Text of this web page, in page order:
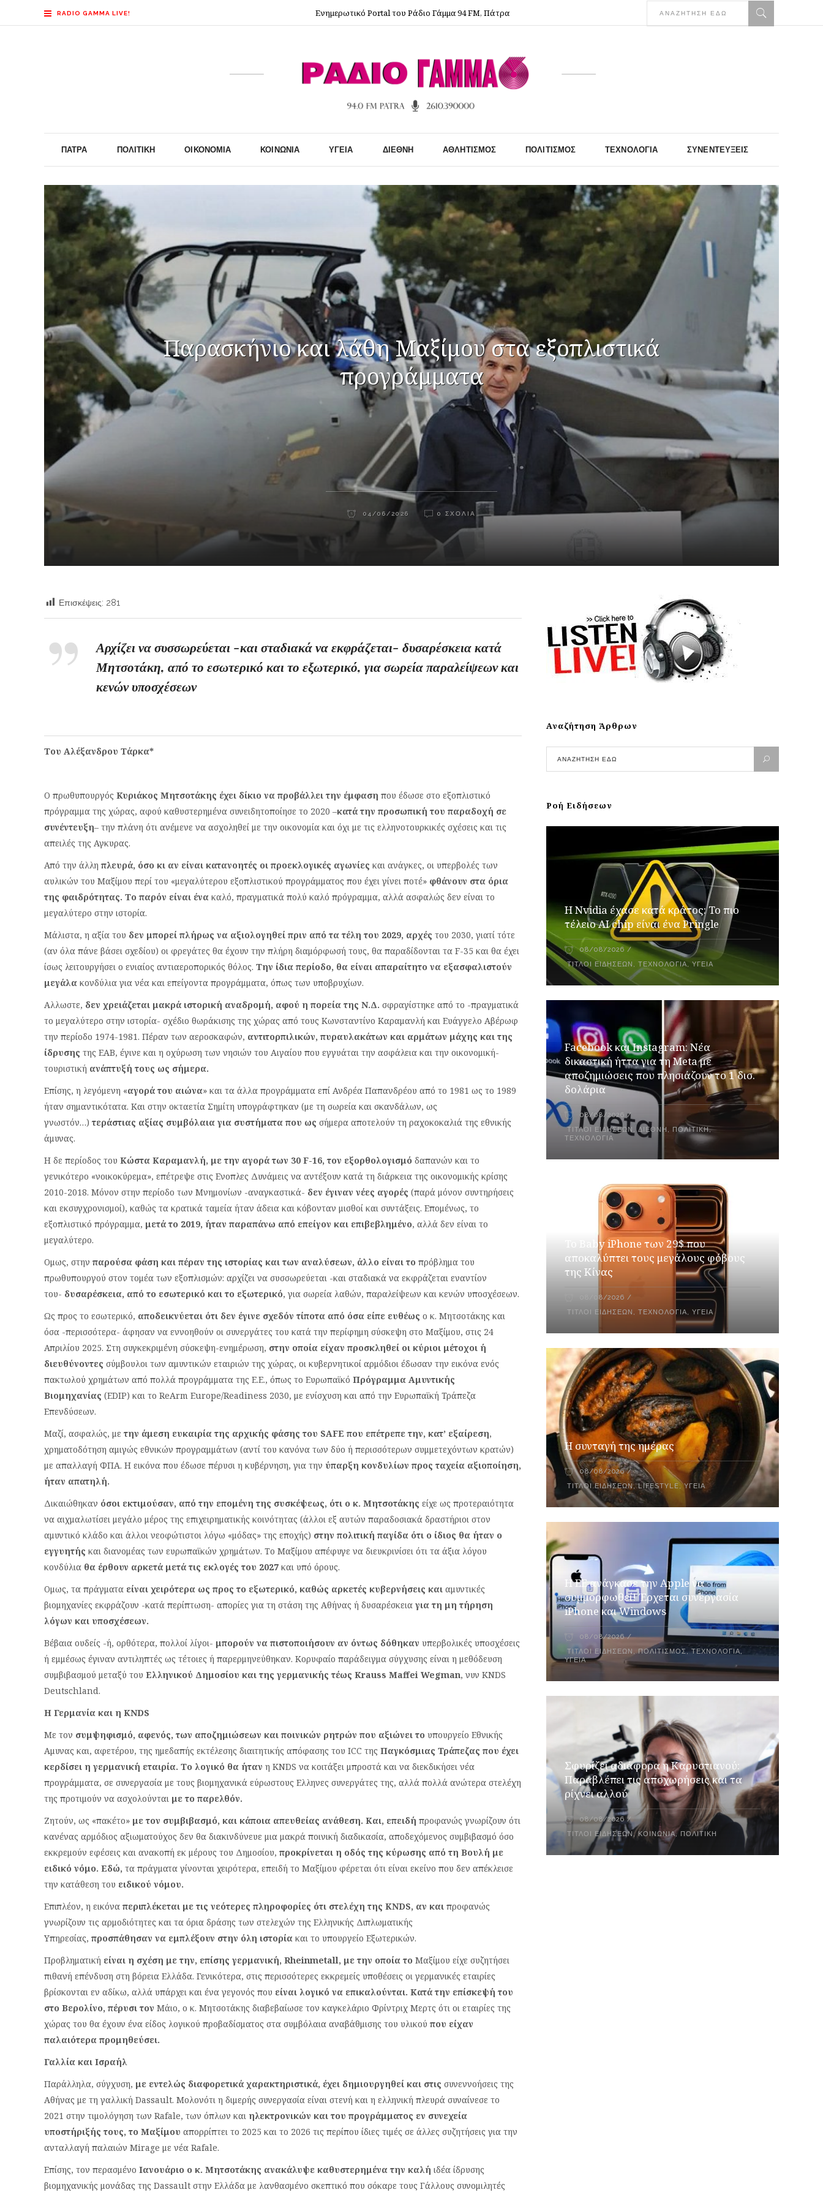
RADIO GAMMA LIVE! Ενημερωτικό Portal του Ράδιο Γάμμα 94 FM, Πάτρα
ΠΆΤΡΑ ΠΟΛΙΤΙΚΉ ΟΙΚΟΝΟΜΊΑ ΚΟΙΝΩΝΊΑ ΥΓΕΊΑ ΔΙΕΘΝΉ ΑΘΛΗΤΙΣΜΌΣ ΠΟΛΙΤΙΣΜΌΣ ΤΕΧΝΟΛΟΓΊΑ ΣΥΝΕΝΤΕΎΞΕΙΣ
Παρασκήνιο και λάθη Μαξίμου στα εξοπλιστικά
προγράμματα
04/06/2026 0 ΣΧΌΛΙΑ
Επισκέψεις: 281
Αρχίζει να συσσωρεύεται -και σταδιακά να εκφράζεται- δυσαρέσκεια κατά
Μητσοτάκη, από το εσωτερικό και το εξωτερικό, για σωρεία παραλείψεων και
κενών υποσχέσεων
Του Αλέξανδρου Τάρκα*
Ο πρωθυπουργός Κυριάκος Μητσοτάκης έχει δίκιο να προβάλλει την έμφαση που έδωσε στο εξοπλιστικό
πρόγραμμα της χώρας, αφού καθυστερημένα συνειδητοποίησε το 2020 –κατά την προσωπική του παραδοχή σε
συνέντευξη– την πλάνη ότι ανέμενε να ασχοληθεί με την οικονομία και όχι με τις ελληνοτουρκικές σχέσεις και τις
απειλές της Αγκυρας.
Από την άλλη πλευρά, όσο κι αν είναι κατανοητές οι προεκλογικές αγωνίες και ανάγκες, οι υπερβολές των
αυλικών του Μαξίμου περί του «μεγαλύτερου εξοπλιστικού προγράμματος που έχει γίνει ποτέ» φθάνουν στα όρια
της φαιδρότητας. Το παρόν είναι ένα καλό, πραγματικά πολύ καλό πρόγραμμα, αλλά ασφαλώς δεν είναι το
μεγαλύτερο στην ιστορία.
Μάλιστα, η αξία του δεν μπορεί πλήρως να αξιολογηθεί πριν από τα τέλη του 2029, αρχές του 2030, γιατί τότε
(αν όλα πάνε βάσει σχεδίου) οι φρεγάτες θα έχουν την πλήρη διαμόρφωσή τους, θα παραδίδονται τα F-35 και θα έχει
ίσως λειτουργήσει ο ενιαίος αντιαεροπορικός θόλος. Την ίδια περίοδο, θα είναι απαραίτητο να εξασφαλιστούν
μεγάλα κονδύλια για νέα και επείγοντα προγράμματα, όπως των υποβρυχίων.
Αλλωστε, δεν χρειάζεται μακρά ιστορική αναδρομή, αφού η πορεία της Ν.Δ. σφραγίστηκε από το -πραγματικά
το μεγαλύτερο στην ιστορία- σχέδιο θωράκισης της χώρας από τους Κωνσταντίνο Καραμανλή και Ευάγγελο Αβέρωφ
την περίοδο 1974-1981. Πέραν των αεροσκαφών, αντιτορπιλικών, πυραυλακάτων και αρμάτων μάχης και της
ίδρυσης της ΕΑΒ, έγινε και η οχύρωση των νησιών του Αιγαίου που εγγυάται την ασφάλεια και την οικονομική-
τουριστική ανάπτυξή τους ως σήμερα.
Επίσης, η λεγόμενη «αγορά του αιώνα» και τα άλλα προγράμματα επί Ανδρέα Παπανδρέου από το 1981 ως το 1989
ήταν σημαντικότατα. Και στην οκταετία Σημίτη υπογράφτηκαν (με τη σωρεία και σκανδάλων, ως
γνωστόν…) τεράστιας αξίας συμβόλαια για συστήματα που ως σήμερα αποτελούν τη ραχοκοκαλιά της εθνικής
άμυνας.
Η δε περίοδος του Κώστα Καραμανλή, με την αγορά των 30 F-16, τον εξορθολογισμό δαπανών και το
γενικότερο «νοικοκύρεμα», επέτρεψε στις Ενοπλες Δυνάμεις να αντέξουν κατά τη διάρκεια της οικονομικής κρίσης
2010-2018. Μόνον στην περίοδο των Μνημονίων -αναγκαστικά- δεν έγιναν νέες αγορές (παρά μόνον συντηρήσεις
και εκσυγχρονισμοί), καθώς τα κρατικά ταμεία ήταν άδεια και κόβονταν μισθοί και συντάξεις. Επομένως, το
εξοπλιστικό πρόγραμμα, μετά το 2019, ήταν παραπάνω από επείγον και επιβεβλημένο, αλλά δεν είναι το
μεγαλύτερο.
Ομως, στην παρούσα φάση και πέραν της ιστορίας και των αναλύσεων, άλλο είναι το πρόβλημα του
πρωθυπουργού στον τομέα των εξοπλισμών: αρχίζει να συσσωρεύεται -και σταδιακά να εκφράζεται εναντίον
του- δυσαρέσκεια, από το εσωτερικό και το εξωτερικό, για σωρεία λαθών, παραλείψεων και κενών υποσχέσεων.
Ως προς το εσωτερικό, αποδεικνύεται ότι δεν έγινε σχεδόν τίποτα από όσα είπε ευθέως ο κ. Μητσοτάκης και
όσα -περισσότερα- άφησαν να εννοηθούν οι συνεργάτες του κατά την περίφημη σύσκεψη στο Μαξίμου, στις 24
Απριλίου 2025. Στη συγκεκριμένη σύσκεψη-ενημέρωση, στην οποία είχαν προσκληθεί οι κύριοι μέτοχοι ή
διευθύνοντες σύμβουλοι των αμυντικών εταιριών της χώρας, οι κυβερνητικοί αρμόδιοι έδωσαν την εικόνα ενός
πακτωλού χρημάτων από πολλά προγράμματα της Ε.Ε., όπως το Ευρωπαϊκό Πρόγραμμα Αμυντικής
Βιομηχανίας (EDIP) και το ReArm Europe/Readiness 2030, με ενίσχυση και από την Ευρωπαϊκή Τράπεζα
Επενδύσεων.
Μαζί, ασφαλώς, με την άμεση ευκαιρία της αρχικής φάσης του SAFE που επέτρεπε την, κατ’ εξαίρεση,
χρηματοδότηση αμιγώς εθνικών προγραμμάτων (αντί του κανόνα των δύο ή περισσότερων συμμετεχόντων κρατών)
με απαλλαγή ΦΠΑ. Η εικόνα που έδωσε πέρυσι η κυβέρνηση, για την ύπαρξη κονδυλίων προς ταχεία αξιοποίηση,
ήταν απατηλή.
Δικαιώθηκαν όσοι εκτιμούσαν, από την επομένη της συσκέψεως, ότι ο κ. Μητσοτάκης είχε ως προτεραιότητα
να αιχμαλωτίσει μεγάλο μέρος της επιχειρηματικής κοινότητας (άλλοι εξ αυτών παραδοσιακά δραστήριοι στον
αμυντικό κλάδο και άλλοι νεοφώτιστοι λόγω «μόδας» της εποχής) στην πολιτική παγίδα ότι ο ίδιος θα ήταν ο
εγγυητής και διανομέας των ευρωπαϊκών χρημάτων. Το Μαξίμου απέφυγε να διευκρινίσει ότι τα άξια λόγου
κονδύλια θα έρθουν αρκετά μετά τις εκλογές του 2027 και υπό όρους.
Ομως, τα πράγματα είναι χειρότερα ως προς το εξωτερικό, καθώς αρκετές κυβερνήσεις και αμυντικές
βιομηχανίες εκφράζουν -κατά περίπτωση- απορίες για τη στάση της Αθήνας ή δυσαρέσκεια για τη μη τήρηση
λόγων και υποσχέσεων.
Βέβαια ουδείς -ή, ορθότερα, πολλοί λίγοι- μπορούν να πιστοποιήσουν αν όντως δόθηκαν υπερβολικές υποσχέσεις
ή εμμέσως έγιναν αντιληπτές ως τέτοιες ή παρερμηνεύθηκαν. Κορυφαίο παράδειγμα σύγχυσης είναι η μεθόδευση
συμβιβασμού μεταξύ του Ελληνικού Δημοσίου και της γερμανικής τέως Krauss Maffei Wegman, νυν KNDS
Deutschland.
Η Γερμανία και η KNDS
Με τον συμψηφισμό, αφενός, των αποζημιώσεων και ποινικών ρητρών που αξιώνει το υπουργείο Εθνικής
Αμυνας και, αφετέρου, της ημεδαπής εκτέλεσης διαιτητικής απόφασης του ICC της Παγκόσμιας Τράπεζας που έχει
κερδίσει η γερμανική εταιρία. Το λογικό θα ήταν η KNDS να κοιτάξει μπροστά και να διεκδικήσει νέα
προγράμματα, σε συνεργασία με τους βιομηχανικά εύρωστους Ελληνες συνεργάτες της, αλλά πολλά ανώτερα στελέχη
της προτιμούν να ασχολούνται με το παρελθόν.
Ζητούν, ως «πακέτο» με τον συμβιβασμό, και κάποια απευθείας ανάθεση. Και, επειδή προφανώς γνωρίζουν ότι
κανένας αρμόδιος αξιωματούχος δεν θα διακινδύνευε μια μακρά ποινική διαδικασία, αποδεχόμενος συμβιβασμό όσο
εκκρεμούν εφέσεις και ανακοπή εκ μέρους του Δημοσίου, προκρίνεται η οδός της κύρωσης από τη Βουλή με
ειδικό νόμο. Εδώ, τα πράγματα γίνονται χειρότερα, επειδή το Μαξίμου φέρεται ότι είναι εκείνο που δεν απέκλεισε
την κατάθεση του ειδικού νόμου.
Επιπλέον, η εικόνα περιπλέκεται με τις νεότερες πληροφορίες ότι στελέχη της KNDS, αν και προφανώς
γνωρίζουν τις αρμοδιότητες και τα όρια δράσης των στελεχών της Ελληνικής Διπλωματικής
Υπηρεσίας, προσπάθησαν να εμπλέξουν στην όλη ιστορία και το υπουργείο Εξωτερικών.
Προβληματική είναι η σχέση με την, επίσης γερμανική, Rheinmetall, με την οποία το Μαξίμου είχε συζητήσει
πιθανή επένδυση στη βόρεια Ελλάδα. Γενικότερα, στις περισσότερες εκκρεμείς υποθέσεις οι γερμανικές εταιρίες
βρίσκονται εν αδίκω, αλλά υπάρχει και ένα γεγονός που είναι λογικό να επικαλούνται. Κατά την επίσκεψή του
στο Βερολίνο, πέρυσι τον Μάιο, ο κ. Μητσοτάκης διαβεβαίωσε τον καγκελάριο Φρίντριχ Μερτς ότι οι εταιρίες της
χώρας του θα έχουν ένα είδος λογικού προβαδίσματος στα συμβόλαια αναβάθμισης του υλικού που είχαν
παλαιότερα προμηθεύσει.
Γαλλία και Ισραήλ
Παράλληλα, σύγχυση, με εντελώς διαφορετικά χαρακτηριστικά, έχει δημιουργηθεί και στις συνεννοήσεις της
Αθήνας με τη γαλλική Dassault. Μολονότι η διμερής συνεργασία είναι στενή και η ελληνική πλευρά συναίνεσε το
2021 στην τιμολόγηση των Rafale, των όπλων και ηλεκτρονικών και του προγράμματος εν συνεχεία
υποστήριξής τους, το Μαξίμου απορρίπτει το 2025 και το 2026 τις περίπου ίδιες τιμές σε άλλες συζητήσεις για την
ανταλλαγή παλαιών Mirage με νέα Rafale.
Επίσης, τον περασμένο Ιανουάριο ο κ. Μητσοτάκης ανακάλυψε καθυστερημένα την καλή ιδέα ίδρυσης
βιομηχανικής μονάδας της Dassault στην Ελλάδα με λανθασμένο σκεπτικό που σόκαρε τους Γάλλους συνομιλητές
Αναζήτηση Άρθρων
Ροή Ειδήσεων
Η Nvidia έχασε κατά κράτος: Το πιο
τέλειο AI chip είναι ένα Pringle
08/08/2026
ΤΊΤΛΟΙ ΕΙΔΉΣΕΩΝ ,ΤΕΧΝΟΛΟΓΊΑ,ΥΓΕΊΑ
Facebook και Instagram: Νέα
δικαστική ήττα για τη Meta με
αποζημιώσεις που πλησιάζουν το 1 δισ.
δολάρια
08/08/2026
ΤΊΤΛΟΙ ΕΙΔΉΣΕΩΝ ,ΔΙΕΘΝΉ , ΠΟΛΙΤΙΚΉ,
ΤΕΧΝΟΛΟΓΊΑ
Το Baby iPhone των 29$ που
αποκαλύπτει τους μεγάλους φόβους
της Κίνας
08/08/2026
ΤΊΤΛΟΙ ΕΙΔΉΣΕΩΝ ,ΤΕΧΝΟΛΟΓΊΑ,ΥΓΕΊΑ
Η συνταγή της ημέρας
08/08/2026
ΤΊΤΛΟΙ ΕΙΔΉΣΕΩΝ,LIFESTYLE,ΥΓΕΊΑ
H ΕΕ ανάγκασε την Apple να
συμμορφωθεί! Έρχεται συνεργασία
iPhone και Windows
08/08/2026
ΤΊΤΛΟΙ ΕΙΔΉΣΕΩΝ ,ΠΟΛΙΤΙΣΜΌΣ,ΤΕΧΝΟΛΟΓΊΑ,
ΥΓΕΊΑ
Σφυρίζει αδιάφορα η Καρυστιανού:
Παραβλέπει τις αποχωρήσεις και τα
ρίχνει αλλού
08/08/2026
ΤΊΤΛΟΙ ΕΙΔΉΣΕΩΝ,ΚΟΙΝΩΝΊΑ, ΠΟΛΙΤΙΚΉ